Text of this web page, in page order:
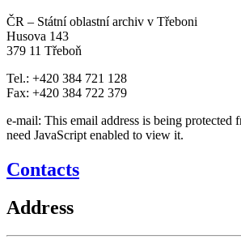
ČR – Státní oblastní archiv v Třeboni
Husova 143
379 11 Třeboň
Tel.: +420 384 721 128
Fax: +420 384 722 379
e-mail: This email address is being protected
need JavaScript enabled to view it.
Contacts
Address